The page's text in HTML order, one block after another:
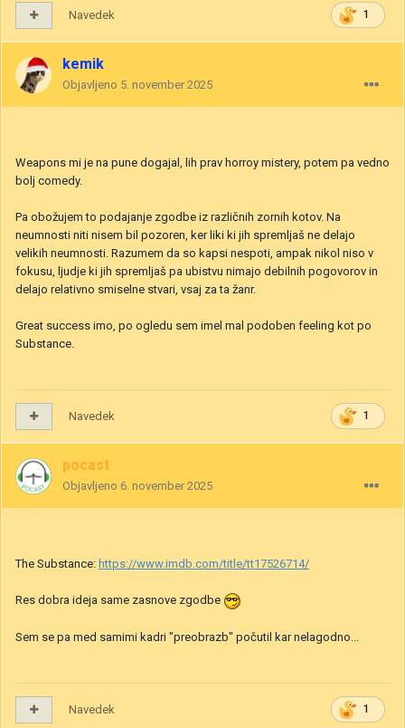
1
Navedek
kemik
Objavljeno 5. november 2025
Weapons mi je na pune dogajal, lih prav horroy mistery, potem pa vedno
bolj comedy.
Pa obožujem to podajanje zgodbe iz različnih zornih kotov. Na
neumnosti niti nisem bil pozoren, ker liki ki jih spremljaš ne delajo
velikih neumnosti. Razumem da so kapsi nespoti, ampak nikol niso v
fokusu, ljudje ki jih spremljaš pa ubistvu nimajo debilnih pogovorov in
delajo relativno smiselne stvari, vsaj za ta žanr.
Great success imo, po ogledu sem imel mal podoben feeling kot po
Substance.
1
Navedek
pocast
Objavljeno 6. november 2025
The Substance: https://www.imdb.com/title/tt17526714/
Res dobra ideja same zasnove zgodbe
Sem se pa med samimi kadri "preobrazb" počutil kar nelagodno...
1
Navedek